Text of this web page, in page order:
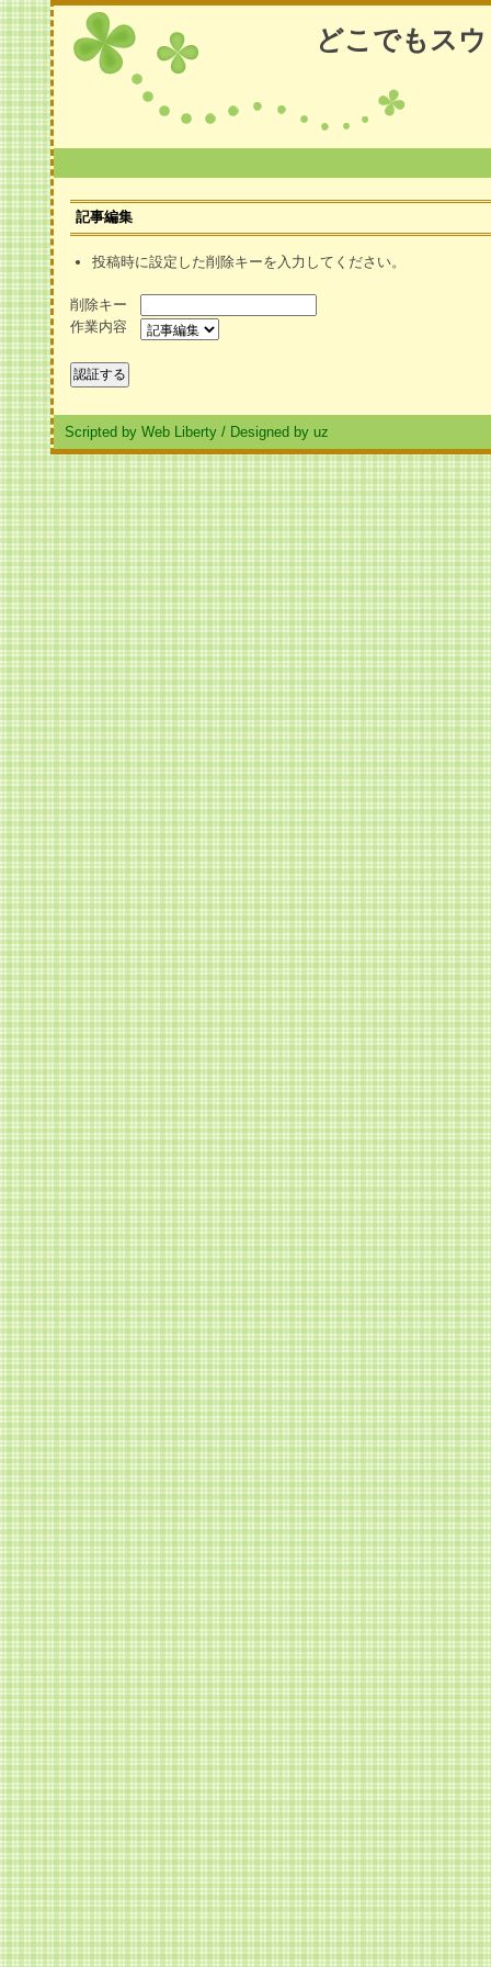
どこでもス
記事編集
投稿時に設定した削除キーを入力してください。
削除キー
作業内容
Scripted by Web Liberty / Designed by uz